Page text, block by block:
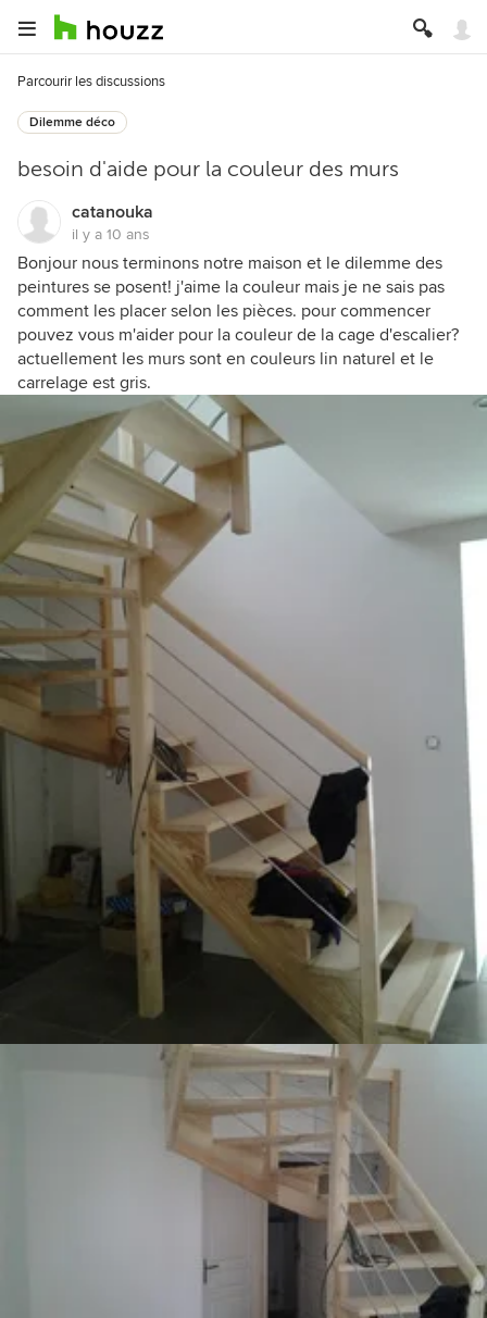
Parcourir les discussions
Dilemme déco
besoin d'aide pour la couleur des murs
catanouka
il y a 10 ans
Bonjour nous terminons notre maison et le dilemme des
peintures se posent! j'aime la couleur mais je ne sais pas
comment les placer selon les pièces. pour commencer
pouvez vous m'aider pour la couleur de la cage d'escalier?
actuellement les murs sont en couleurs lin naturel et le
carrelage est gris.